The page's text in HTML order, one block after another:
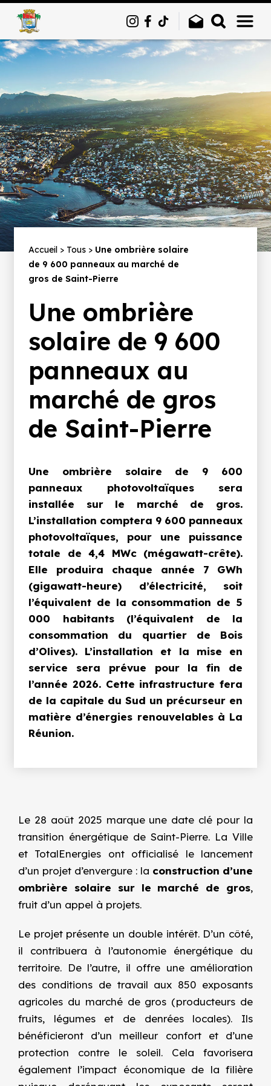
Fil
d'Ariane
Accueil Tous
Une ombrière solaire
de 9 600 panneaux au marché de
gros de Saint-Pierre
Une ombrière
solaire de 9 600
panneaux au
marché de gros
de Saint-Pierre
Une ombrière solaire de 9 600
panneaux photovoltaïques sera
installée sur le marché de gros.
L’installation comptera 9 600 panneaux
photovoltaïques, pour une puissance
totale de 4,4 MWc (mégawatt-crête).
Elle produira chaque année 7 GWh
(gigawatt-heure) d’électricité, soit
l’équivalent de la consommation de 5
000 habitants (l’équivalent de la
consommation du quartier de Bois
d’Olives). L’installation et la mise en
service sera prévue pour la fin de
l’année 2026. Cette infrastructure fera
de la capitale du Sud un précurseur en
matière d’énergies renouvelables à La
Réunion.
Le 28 août 2025 marque une date clé pour la
transition énergétique de Saint-Pierre. La Ville
et TotalEnergies ont officialisé le lancement
d’un projet d’envergure : la construction d’une
ombrière solaire sur le marché de gros,
fruit d’un appel à projets.
Le projet présente un double intérêt. D’un côté,
il contribuera à l’autonomie énergétique du
territoire. De l’autre, il offre une amélioration
des conditions de travail aux 850 exposants
agricoles du marché de gros (producteurs de
fruits, légumes et de denrées locales). Ils
bénéficieront d’un meilleur confort et d’une
protection contre le soleil. Cela favorisera
également l’impact économique de la filière
Panneau de gestion des cookies